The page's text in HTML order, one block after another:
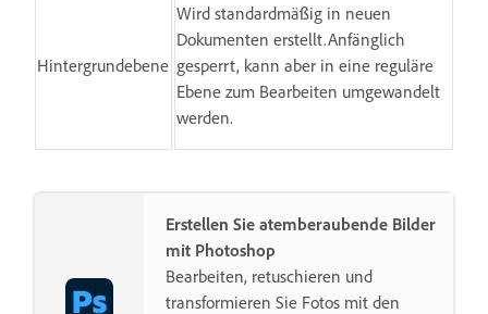
Hintergrundebene
Wird standardmäßig in neuen
Dokumenten erstellt.Anfänglich
gesperrt, kann aber in eine reguläre
Ebene zum Bearbeiten umgewandelt
werden.
Erstellen Sie atemberaubende Bilder
mit Photoshop
Bearbeiten, retuschieren und
transformieren Sie Fotos mit den